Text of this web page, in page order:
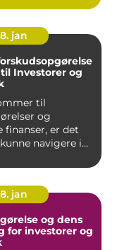
jan
Investorer og
til
og
finanser, er det
navigere i
jan
og dens
for investorer og